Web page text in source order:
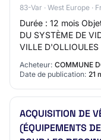
83-Var · West Europe ·
Durée : 12 mois
DU SYSTÈME DE
VILLE
adaptée…
Acheteur: COMMUNE
Date de publication: 21
ACQUISITION DE
(ÉQUIPEMENTS